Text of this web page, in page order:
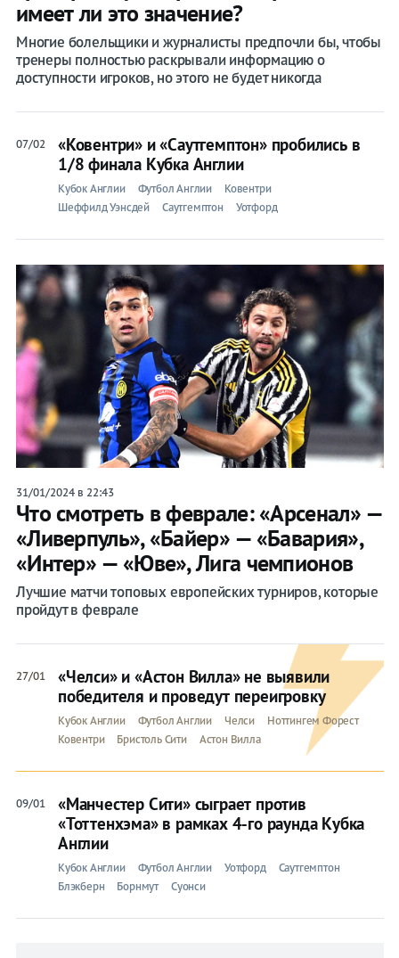
имеет ли это значение?
Многие болельщики и журналисты предпочли бы, чтобы
тренеры полностью раскрывали информацию о
доступности игроков, но этого не будет никогда
07/02
«Ковентри» и «Саутгемптон» пробились в
1/8 финала Кубка Англии
Кубок Англии Футбол Англии
Ковентри
Шеффилд Уэнсдей
Саутгемптон Уотфорд
31/01/2024 в 22:43
Что смотреть в феврале: «Арсенал» —
«Ливерпуль», «Байер» — «Бавария»,
«Интер» — «Юве», Лига чемпионов
Лучшие матчи топовых европейских турниров, которые
пройдут в феврале
27/01
«Челси» и «Астон Вилла» не выявили
победителя и проведут переигровку
Кубок Англии Футбол Англии Челси
Ноттингем Форест
Ковентри
Бристоль Сити Астон Вилла
09/01
«Манчестер Сити» сыграет против
«Тоттенхэма» в рамках 4-го раунда Кубка
Англии
Кубок Англии Футбол Англии Уотфорд
Саутгемптон
Блэкберн
Борнмут Суонси